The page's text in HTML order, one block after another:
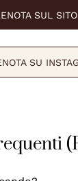
SUL SITO
SU